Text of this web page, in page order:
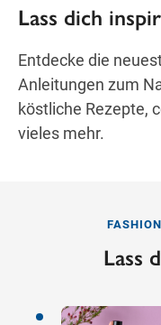
Lass dich
Entdecke die
Anleitungen zum
köstliche Rezepte,
vieles mehr.
Lass